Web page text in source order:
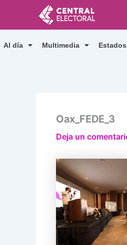
contenido
Al día Multimedia Estados
Oax_FEDE_3
Deja un